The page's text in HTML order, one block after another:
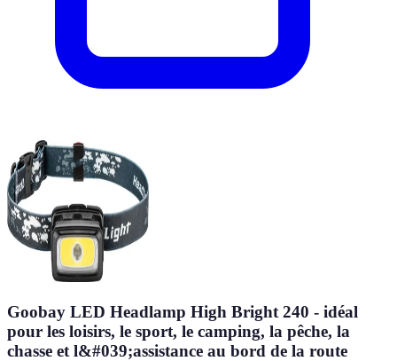
Goobay LED Headlamp High Bright 240 - idéal
pour les loisirs, le sport, le camping, la pêche, la
chasse et l&#039;assistance au bord de la route